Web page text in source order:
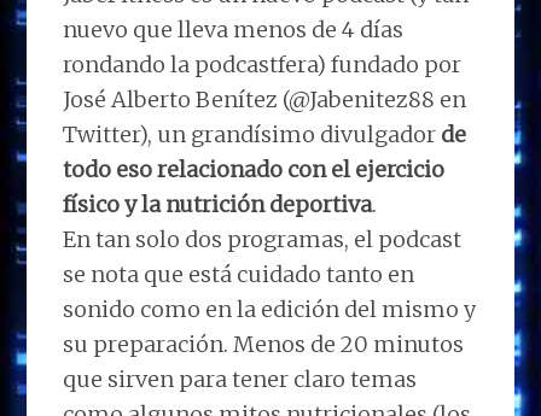
nuevo que lleva menos de 4 días
rondando la podcastfera) fundado por
José Alberto Benítez (@Jabenitez88 en
Twitter), un grandísimo divulgador de
todo eso relacionado con el ejercicio
físico y la nutrición deportiva.
En tan solo dos programas, el podcast
se nota que está cuidado tanto en
sonido como en la edición del mismo y
su preparación. Menos de 20 minutos
que sirven para tener claro temas